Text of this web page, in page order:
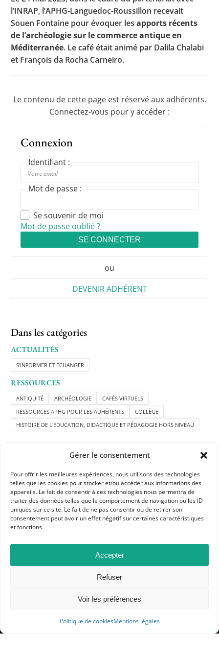
Gérer le consentement
Pour offrir les meilleures expériences, nous utilisons des technologies
telles que les cookies pour stocker et/ou accéder aux informations des
appareils. Le fait de consentir à ces technologies nous permettra de
traiter des données telles que le comportement de navigation ou les ID
uniques sur ce site. Le fait de ne pas consentir ou de retirer son
consentement peut avoir un effet négatif sur certaines caractéristiques
et fonctions.
Accepter
Refuser
Voir les préférences
Politique de cookiesMentions légales
Toutes les actualités
Les rendez-vous de l’APHG
Concours de recrutement
Concours scolaires
Conférences, tables rondes
l’INRAP, l’APHG-Languedoc-Roussillon recevait
Souen Fontaine pour évoquer lesapports récents
de l’archéologie sur le commerce antique en
Méditerranée. Le café était animé par Dalila Chalabi
et François da Rocha Carneiro.
Le contenu de cette page est réservé aux adhérents.
Connectez-vous pour y accéder :
Connexion
Identifiant :
Mot de passe :
Se souvenir de moi
Mot de passe oublié ?
SE CONNECTER
ou
DEVENIR ADHÉRENT
Dans les catégories
ACTUALITÉS
S'INFORMER ET ÉCHANGER
RESSOURCES
ANTIQUITÉ ARCHÉOLOGIE
CAFÉS VIRTUELS
RESSOURCES APHG POUR LES ADHÉRENTS
COLLÈGE
HISTOIRE DE L'EDUCATION, DIDACTIQUE ET PÉDAGOGIE HORS NIVEAU
APHG
Association des professeurs d'histoire et géographie
+ 33 0(1) 42 33 62 37
BP 6541 – 75065 Paris Cedex 02
MENTIONS LÉGALES